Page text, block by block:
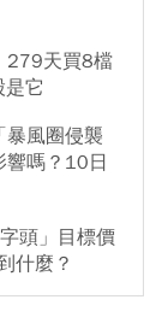
279天買8檔
它
暴風圈侵襲
響嗎？10日
頭」目標價
什麼？